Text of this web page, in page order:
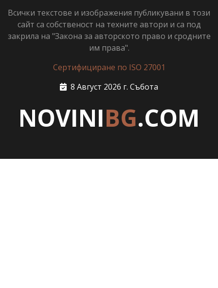
Всички текстове и изображения публикувани в този
сайт са собственост на техните автори и са под
закрила на "Закона за авторското право и сродните
им права".
Сертифициране по ISO 27001
8 Август 2026 г. Събота
NOVINIBG.COM